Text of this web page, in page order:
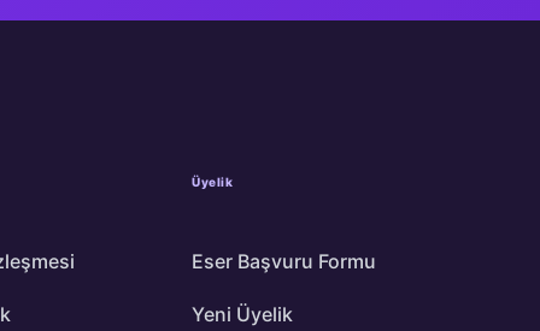
Üyelik
Eser Başvuru Formu
Yeni Üyelik